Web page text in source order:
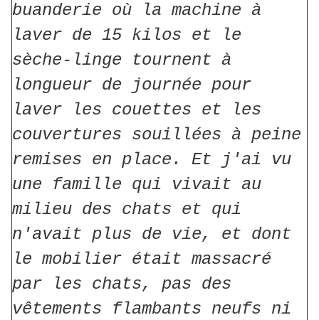
buanderie où la machine à
laver de 15 kilos et le
sèche-linge tournent à
longueur de journée pour
laver les couettes et les
couvertures souillées à peine
remises en place. Et j'ai vu
une famille qui vivait au
milieu des chats et qui
n'avait plus de vie, et dont
le mobilier était massacré
par les chats, pas des
vêtements flambants neufs ni